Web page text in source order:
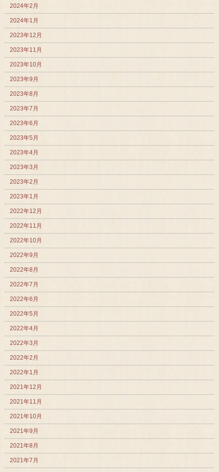
2024年2月
2024年1月
2023年12月
2023年11月
2023年10月
2023年9月
2023年8月
2023年7月
2023年6月
2023年5月
2023年4月
2023年3月
2023年2月
2023年1月
2022年12月
2022年11月
2022年10月
2022年9月
2022年8月
2022年7月
2022年6月
2022年5月
2022年4月
2022年3月
2022年2月
2022年1月
2021年12月
2021年11月
2021年10月
2021年9月
2021年8月
2021年7月